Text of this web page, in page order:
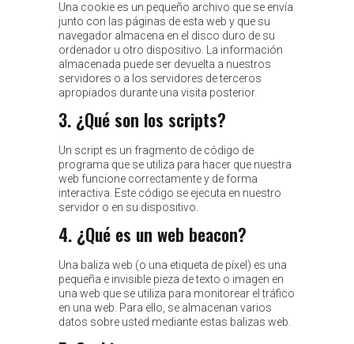
Una cookie es un pequeño archivo que se envía
junto con las páginas de esta web y que su
navegador almacena en el disco duro de su
ordenador u otro dispositivo. La información
almacenada puede ser devuelta a nuestros
servidores o a los servidores de terceros
apropiados durante una visita posterior.
3. ¿Qué son los scripts?
Un script es un fragmento de código de
programa que se utiliza para hacer que nuestra
web funcione correctamente y de forma
interactiva. Este código se ejecuta en nuestro
servidor o en su dispositivo.
4. ¿Qué es un web beacon?
Una baliza web (o una etiqueta de píxel) es una
pequeña e invisible pieza de texto o imagen en
una web que se utiliza para monitorear el tráfico
en una web. Para ello, se almacenan varios
datos sobre usted mediante estas balizas web.